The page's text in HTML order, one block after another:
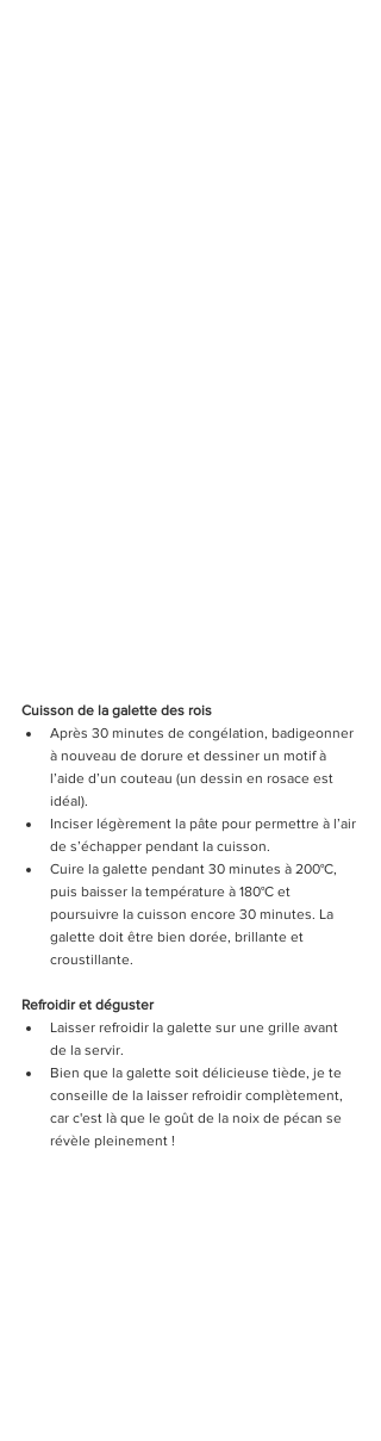
Cuisson de la galette des rois
Après 30 minutes de congélation, badigeonner
à nouveau de dorure et dessiner un motif à
l’aide d’un couteau (un dessin en rosace est
idéal).
Inciser légèrement la pâte pour permettre à l’air
de s’échapper pendant la cuisson.
Cuire la galette pendant 30 minutes à 200°C,
puis baisser la température à 180°C et
poursuivre la cuisson encore 30 minutes. La
galette doit être bien dorée, brillante et
croustillante.
Refroidir et déguster
Laisser refroidir la galette sur une grille avant
de la servir.
Bien que la galette soit délicieuse tiède, je te
conseille de la laisser refroidir complètement,
car c'est là que le goût de la noix de pécan se
révèle pleinement !